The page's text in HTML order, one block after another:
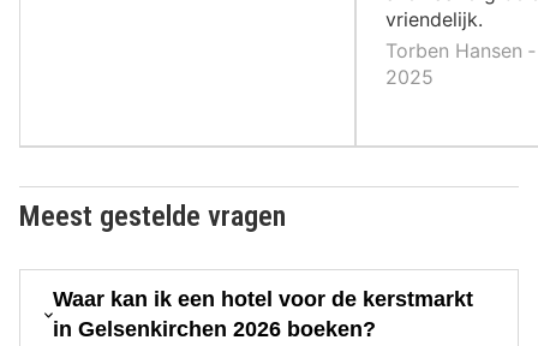
vriendelijk.
Torben Hansen
2025
Meest gestelde vragen
Waar kan ik een hotel voor de kerstmarkt
in Gelsenkirchen 2026 boeken?